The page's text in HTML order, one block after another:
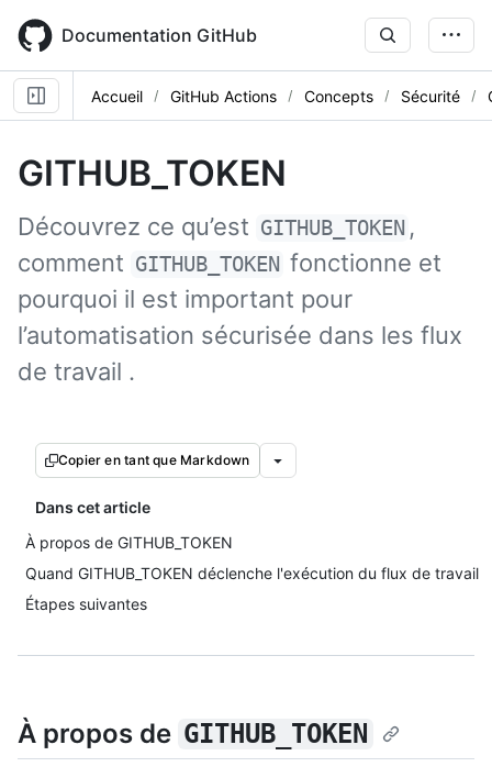
main
content
Documentation GitHub
Accueil GitHub Actions Concepts Sécurité
GITHUB_TOKEN
Découvrez ce qu’est GITHUB_TOKEN ,
comment GITHUB_TOKEN fonctionne et
pourquoi il est important pour
l’automatisation sécurisée dans les flux
de travail .
Copier en tant que Markdown
Dans cet article
À propos de GITHUB_TOKEN
Quand GITHUB_TOKEN déclenche l'exécution du flux de travail
Étapes suivantes
À propos de GITHUB_TOKEN